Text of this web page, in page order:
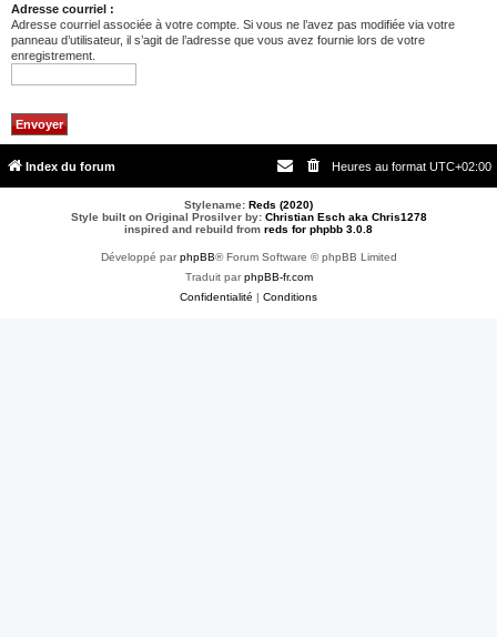
Adresse courriel :
Adresse courriel associée à votre compte. Si vous ne l’avez pas modifiée via votre
panneau d’utilisateur, il s’agit de l’adresse que vous avez fournie lors de votre
enregistrement.
Index du forum Heures au format UTC+02:00
Stylename: Reds (2020)
Style built on Original Prosilver by: Christian Esch aka Chris1278
inspired and rebuild from reds for phpbb 3.0.8
Développé parphpBB® Forum Software © phpBB Limited
Traduit parphpBB-fr.com
Confidentialité | Conditions